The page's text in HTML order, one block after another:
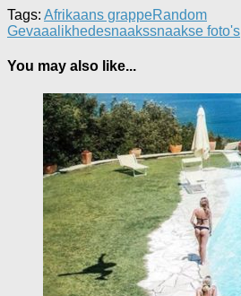
Tags: Afrikaans grappeRandom
Gevaaalikhedesnaakssnaakse foto's
You may also like...